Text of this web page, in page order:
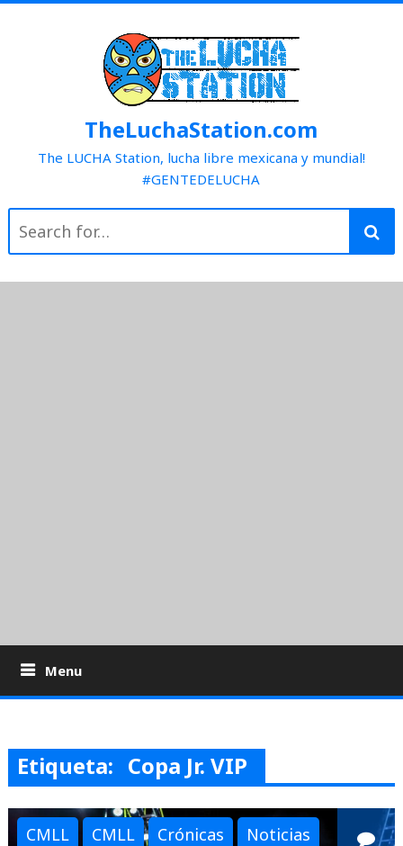
TheLuchaStation.com
The LUCHA Station, lucha libre mexicana y mundial!
#GENTEDELUCHA
for:
Menu
Etiqueta: Copa Jr. VIP
CMLL CMLL Crónicas Noticias